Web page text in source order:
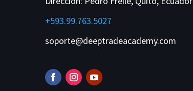
+593.99.763.5027
soporte@deeptradeacademy.com